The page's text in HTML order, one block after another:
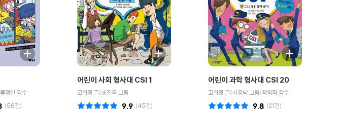
정민 감수
(56건)
어린이 사회 형사대 CSI 1
고희정 글/송진욱 그림
(45건)
9.9
어린이 과학 형사대 CSI 20
고희정 글/서용남 그림/곽영직 감수
(21건)
9.8